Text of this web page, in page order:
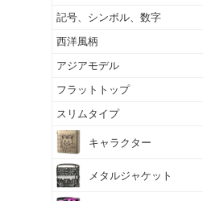
記号、シンボル、数字
西洋風柄
アジアモデル
フラットトップ
スリムタイプ
キャラクター
メタルジャケット